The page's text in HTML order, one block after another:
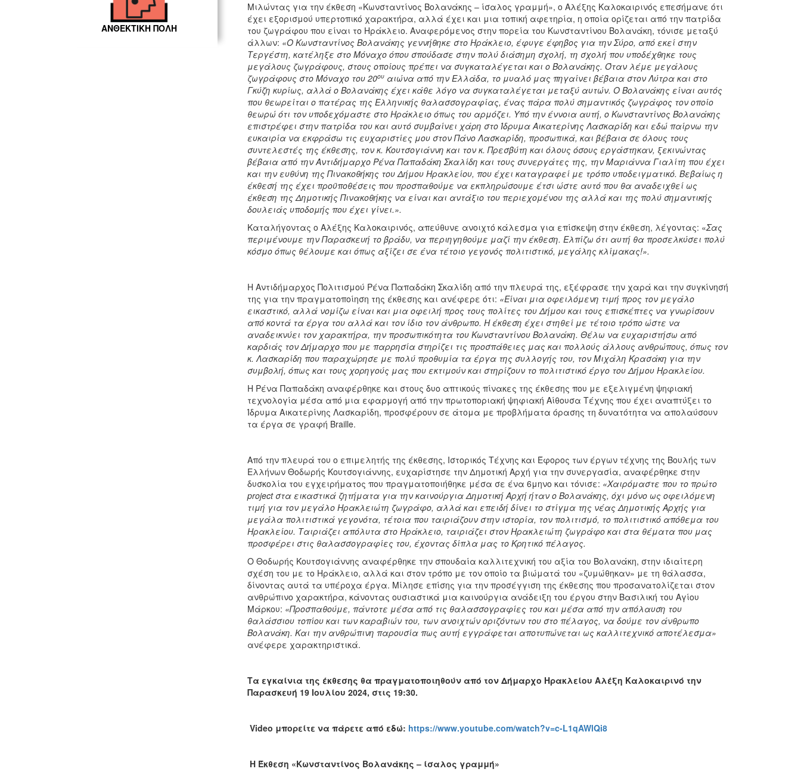
ΑΝΘΕΚΤΙΚΗ ΠΟΛΗ
Μιλώντας για την έκθεση «Κωνσταντίνος Βολανάκης – ίσαλος γραμμή», ο Αλέξης Καλοκαιρινός επεσήμανε ότι
έχει εξορισμού υπερτοπικό χαρακτήρα, αλλά έχει και μια τοπική αφετηρία, η οποία ορίζεται από την πατρίδα
του ζωγράφου που είναι το Ηράκλειο. Αναφερόμενος στην πορεία του Κωνσταντίνου Βολανάκη, τόνισε μεταξύ
άλλων: «Ο Κωνσταντίνος Βολανάκης γεννήθηκε στο Ηράκλειο, έφυγε έφηβος για την Σύρο, από εκεί στην
Τεργέστη, κατέληξε στο Μόναχο όπου σπούδασε στην πολύ διάσημη σχολή, τη σχολή που υποδέχθηκε τους
μεγάλους ζωγράφους, στους οποίους πρέπει να συγκαταλέγεται και ο Βολανάκης. Όταν λέμε μεγάλους
ζωγράφους στο Μόναχο του 20ουαιώνα από την Ελλάδα, το μυαλό μας πηγαίνει βέβαια στον Λύτρα και στο
Γκύζη κυρίως, αλλά ο Βολανάκης έχει κάθε λόγο να συγκαταλέγεται μεταξύ αυτών. Ο Βολανάκης είναι αυτός
που θεωρείται ο πατέρας της Ελληνικής θαλασσογραφίας, ένας πάρα πολύ σημαντικός ζωγράφος τον οποίο
θεωρώ ότι τον υποδεχόμαστε στο Ηράκλειο όπως του αρμόζει. Υπό την έννοια αυτή, ο Κωνσταντίνος Βολανάκης
επιστρέφει στην πατρίδα του και αυτό συμβαίνει χάρη στο Ίδρυμα Αικατερίνης Λασκαρίδη και εδώ παίρνω την
ευκαιρία να εκφράσω τις ευχαριστίες μου στον Πάνο Λασκαρίδη, προσωπικά, και βέβαια σε όλους τους
συντελεστές της έκθεσης, τον κ. Κουτσογιάννη και τον κ. Πρεσβύτη και όλους όσους εργάστηκαν, ξεκινώντας
βέβαια από την Αντιδήμαρχο Ρένα Παπαδάκη Σκαλίδη και τους συνεργάτες της, την Μαριάννα Γιαλίτη που έχει
και την ευθύνη της Πινακοθήκης του Δήμου Ηρακλείου, που έχει καταγραφεί με τρόπο υποδειγματικό. Βεβαίως η
έκθεσή της έχει προϋποθέσεις που προσπαθούμε να εκπληρώσουμε έτσι ώστε αυτό που θα αναδειχθεί ως
έκθεση της Δημοτικής Πινακοθήκης να είναι και αντάξιο του περιεχομένου της αλλά και της πολύ σημαντικής
δουλειάς υποδομής που έχει γίνει.».
Καταλήγοντας ο Αλέξης Καλοκαιρινός, απεύθυνε ανοιχτό κάλεσμα για επίσκεψη στην έκθεση, λέγοντας: «Σας
περιμένουμε την Παρασκευή το βράδυ, να περιηγηθούμε μαζί την έκθεση. Ελπίζω ότι αυτή θα προσελκύσει πολύ
κόσμο όπως θέλουμε και όπως αξίζει σε ένα τέτοιο γεγονός πολιτιστικό, μεγάλης κλίμακας!».
Η Αντιδήμαρχος Πολιτισμού Ρένα Παπαδάκη Σκαλίδη από την πλευρά της, εξέφρασε την χαρά και την συγκίνησή
της για την πραγματοποίηση της έκθεσης και ανέφερε ότι: «Είναι μια οφειλόμενη τιμή προς τον μεγάλο
εικαστικό, αλλά νομίζω είναι και μια οφειλή προς τους πολίτες του Δήμου και τους επισκέπτες να γνωρίσουν
από κοντά τα έργα του αλλά και τον ίδιο τον άνθρωπο. Η έκθεση έχει στηθεί με τέτοιο τρόπο ώστε να
αναδεικνύει τον χαρακτήρα, την προσωπικότητα του Κωνσταντίνου Βολανάκη. Θέλω να ευχαριστήσω από
καρδιάς τον Δήμαρχο που με παρρησία στηρίζει τις προσπάθειες μας και πολλούς άλλους ανθρώπους, όπως τον
κ. Λασκαρίδη που παραχώρησε με πολύ προθυμία τα έργα της συλλογής του, τον Μιχάλη Κρασάκη για την
συμβολή, όπως και τους χορηγούς μας που εκτιμούν και στηρίζουν το πολιτιστικό έργο του Δήμου Ηρακλείου.
Η Ρένα Παπαδάκη αναφέρθηκε και στους δυο απτικούς πίνακες της έκθεσης που με εξελιγμένη ψηφιακή
τεχνολογία μέσα από μια εφαρμογή από την πρωτοποριακή ψηφιακή Αίθουσα Τέχνης που έχει αναπτύξει το
Ίδρυμα Αικατερίνης Λασκαρίδη, προσφέρουν σε άτομα με προβλήματα όρασης τη δυνατότητα να απολαύσουν
τα έργα σε γραφή Braille.
Από την πλευρά του ο επιμελητής της έκθεσης, Ιστορικός Τέχνης και Έφορος των έργων τέχνης της Βουλής των
Ελλήνων Θοδωρής Κουτσογιάννης, ευχαρίστησε την Δημοτική Αρχή για την συνεργασία, αναφέρθηκε στην
δυσκολία του εγχειρήματος που πραγματοποιήθηκε μέσα σε ένα 6μηνο και τόνισε: «Χαιρόμαστε που το πρώτο
project στα εικαστικά ζητήματα για την καινούργια Δημοτική Αρχή ήταν ο Βολανάκης, όχι μόνο ως οφειλόμενη
τιμή για τον μεγάλο Ηρακλειώτη ζωγράφο, αλλά και επειδή δίνει το στίγμα της νέας Δημοτικής Αρχής για
μεγάλα πολιτιστικά γεγονότα, τέτοια που ταιριάζουν στην ιστορία, τον πολιτισμό, το πολιτιστικό απόθεμα του
Ηρακλείου. Ταιριάζει απόλυτα στο Ηράκλειο, ταιριάζει στον Ηρακλειώτη ζωγράφο και στα θέματα που μας
προσφέρει στις θαλασσογραφίες του, έχοντας δίπλα μας το Κρητικό πέλαγος.
Ο Θοδωρής Κουτσογιάννης αναφέρθηκε την σπουδαία καλλιτεχνική του αξία του Βολανάκη, στην ιδιαίτερη
σχέση του με το Ηράκλειο, αλλά και στον τρόπο με τον οποίο τα βιώματά του «ζυμώθηκαν» με τη θάλασσα,
δίνοντας αυτά τα υπέροχα έργα. Μίλησε επίσης για την προσέγγιση της έκθεσης που προσανατολίζεται στον
ανθρώπινο χαρακτήρα, κάνοντας ουσιαστικά μια καινούργια ανάδειξη του έργου στην Βασιλική του Αγίου
Μάρκου: «Προσπαθούμε, πάντοτε μέσα από τις θαλασσογραφίες του και μέσα από την απόλαυση του
θαλάσσιου τοπίου και των καραβιών του, των ανοιχτών οριζόντων του στο πέλαγος, να δούμε τον άνθρωπο
Βολανάκη. Και την ανθρώπινη παρουσία πως αυτή εγγράφεται αποτυπώνεται ως καλλιτεχνικό αποτέλεσμα»
ανέφερε χαρακτηριστικά.
Τα εγκαίνια της έκθεσης θα πραγματοποιηθούν από τον Δήμαρχο Ηρακλείου Αλέξη Καλοκαιρινό την
Παρασκευή 19 Ιουλίου 2024, στις 19:30.
Video μπορείτε να πάρετε από εδώ: https://www.youtube.com/watch?v=c-L1qAWlQi8
Η Έκθεση «Κωνσταντίνος Βολανάκης – ίσαλος γραμμή»